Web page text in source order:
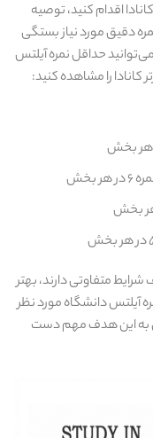
اقدام کنید، توصیه
۷ باشد. هرچند نمره دقیق مورد نیاز بستگی
حداقل نمره آیلتس
کانادا را مشاهده کنید:
متفاوتی دارند، بهتر
آیلتس دانشگاه مورد نظر
به این هدف مهم دست